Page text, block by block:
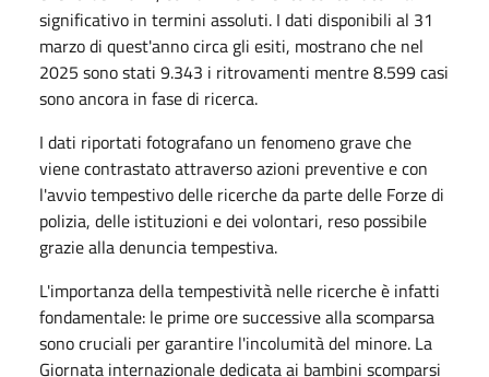
significativo in termini assoluti. I dati disponibili al 31
marzodi quest'anno circa gli esiti, mostrano che nel
2025 sono stati 9.343 i ritrovamenti mentre 8.599 casi
sono ancora in fase di ricerca.
I dati riportati fotografano un fenomeno grave che
viene contrastato attraverso azioni preventive e con
l'avvio tempestivo delle ricerche da parte delle Forze di
polizia, delle istituzioni e dei volontari, reso possibile
grazie alla denuncia tempestiva.
L'importanza della tempestività nelle ricerche è infatti
fondamentale: le prime ore successive alla scomparsa
sono cruciali per garantire l'incolumità del minore. La
Giornata internazionale dedicata ai bambini scomparsi